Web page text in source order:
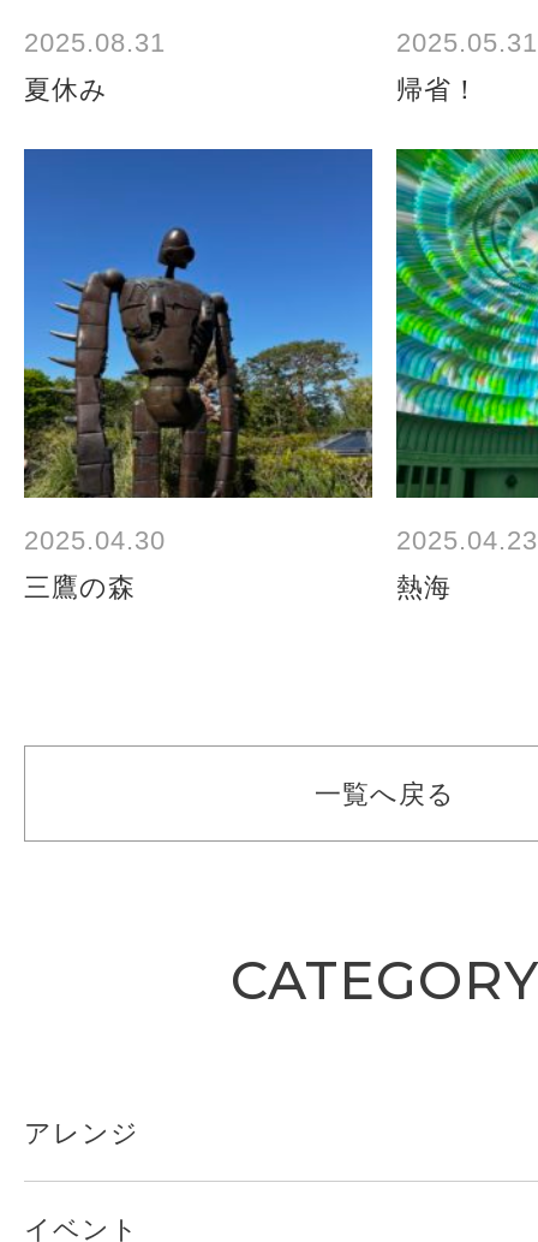
2025.08.31
夏休み
2025.05.31
帰省！
2025.04.30
三鷹の森
2025.04.23
熱海
一覧へ戻る
CATEGORY
アレンジ
イベント